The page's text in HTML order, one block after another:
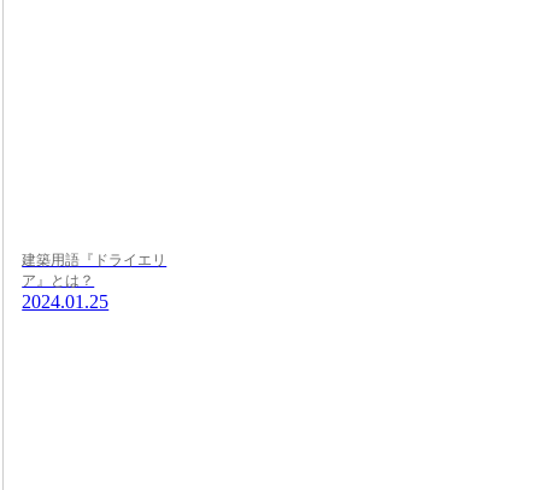
建築用語『ドライエリ
ア』とは？
2024.01.25